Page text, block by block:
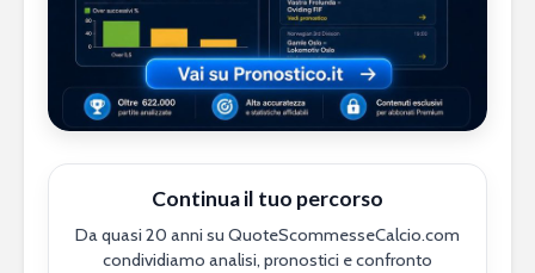
Continua il tuo percorso
Da quasi 20 anni su QuoteScommesseCalcio.com
condividiamo analisi, pronostici e confronto